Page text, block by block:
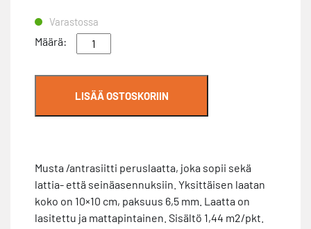
Varastossa
Määrä:
Lattialaatta
black
LISÄÄ OSTOSKORIIN
Musta /antrasiitti peruslaatta, joka sopii sekä
lattia- että seinäasennuksiin. Yksittäisen laatan
koko on 10×10 cm, paksuus 6,5 mm. Laatta on
lasitettu ja mattapintainen. Sisältö 1,44 m2/pkt.